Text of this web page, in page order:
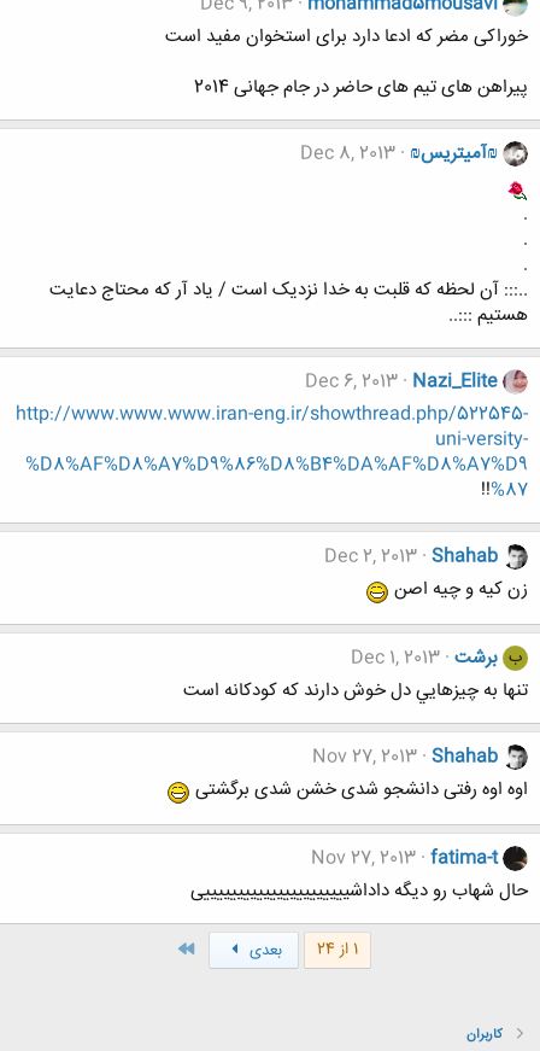
خوراکی مضر که ادعا دارد برای استخوان مفید است
پیراهن های تیم های حاضر در جام جهانی 2014
₪آمیتریس₪ Dec 8, 2013
.
.
.
..::: آن لحظه که قلبت به خدا نزدیک است / یاد آر که محتاج دعایت
هستیم :::..
Nazi_Elite
Dec 6, 2013
http://www.www.www.iran-eng.ir/showthread.php/522545-
uni-versity-
%D8%AF%D8%A7%D9%86%D8%B4%DA%AF%D8%A7%D9
%87
!!
Shahab
Dec 2, 2013
زن کیه و چیه اصن
ب برشت Dec 1, 2013
تنها به چيزهايي دل خوش دارند كه كودكانه است
Shahab
Nov 27, 2013
اوه اوه رفتی دانشجو شدی خشن شدی برگشتی
fatima-t
Nov 27, 2013
حال شهاب رو دیگه داداشییییییییییییییییییییییی
1 از 24 بعدی
کاربران